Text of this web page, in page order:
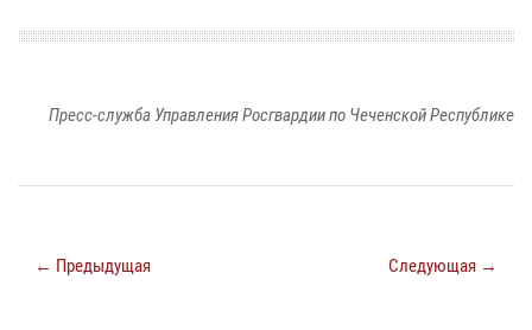
Пресс-служба Управления Росгвардии по Чеченской Республике
← Предыдущая Следующая →